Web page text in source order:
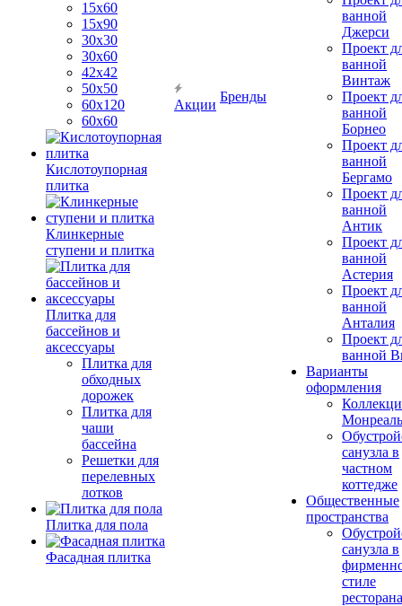
15х60
15x90
30х30
30х60
42х42
50х50
60х120
60х60
Кислотоупорная
плитка
Клинкерные
ступени и плитка
Плитка для
бассейнов и
аксессуары
Плитка для
обходных
дорожек
Плитка для
чаши
бассейна
Решетки для
перелевных
лотков
Плитка для пола
Фасадная плитка
Акции
Бренды
ванной
Джерси
Проект
ванной
Винтаж
Проект
ванной
Борнео
Проект
ванной
Бергамо
Проект
ванной
Антик
Проект
ванной
Астерия
Проект
ванной
Анталия
Проект
ванной
Варианты
оформления
Монреаль
санузла в
частном
коттедже
Общественные
пространства
санузла в
стиле
ресторана